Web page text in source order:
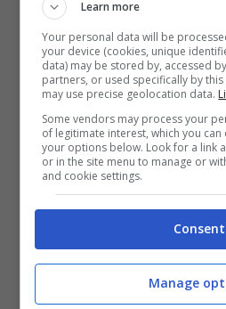
economiche indicate
Particolare attenzione
famiglie con minori e
disabilità, categorie
nell’assegnazione delle
L’accesso al beneficio
alla presentazione
secondo le procedure
competenti, con la
documentazione
Learn more
Your personal data will be
your device (cookies, unique
data) may be stored by, accessed
partners, or used specifically by
may use precise geolocation data.
Some vendors may process your
of legitimate interest, which you
your options below. Look for a link
or in the site menu to manage or
and cookie settings.
Consent
Manage